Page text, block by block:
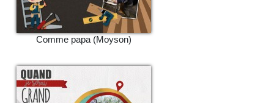
Comme papa (Moyson)